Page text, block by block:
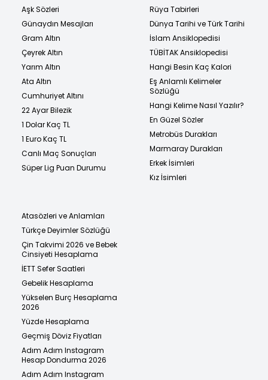
Aşk Sözleri
Günaydın Mesajları
Gram Altın
Çeyrek Altın
Yarım Altın
Ata Altın
Cumhuriyet Altını
22 Ayar Bilezik
1 Dolar Kaç TL
1 Euro Kaç TL
Canlı Maç Sonuçları
Süper Lig Puan Durumu
Rüya Tabirleri
Dünya Tarihi ve Türk Tarihi
İslam Ansiklopedisi
TÜBİTAK Ansiklopedisi
Hangi Besin Kaç Kalori
Eş Anlamlı Kelimeler
Sözlüğü
Hangi Kelime Nasıl Yazılır?
En Güzel Sözler
Metrobüs Durakları
Marmaray Durakları
Erkek İsimleri
Kız İsimleri
Atasözleri ve Anlamları
Türkçe Deyimler Sözlüğü
Çin Takvimi 2026 ve Bebek
Cinsiyeti Hesaplama
İETT Sefer Saatleri
Gebelik Hesaplama
Yükselen Burç Hesaplama
2026
Yüzde Hesaplama
Geçmiş Döviz Fiyatları
Adım Adım Instagram
Hesap Dondurma 2026
Adım Adım Instagram